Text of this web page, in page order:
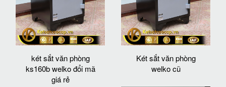
két sắt văn phòng
ks160b welko đổi mã
giá rẻ
Két sắt văn phòng
welko cũ